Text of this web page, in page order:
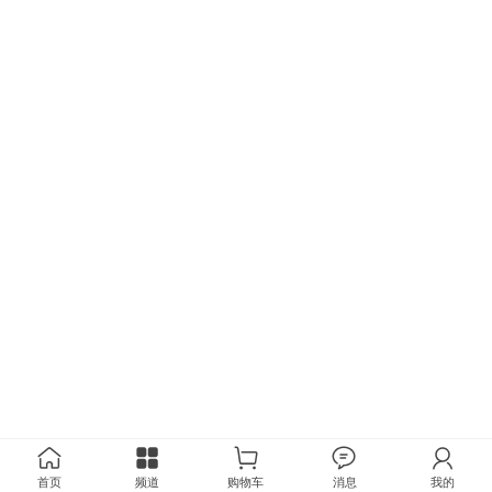
首页 频道 购物车 消息 我的